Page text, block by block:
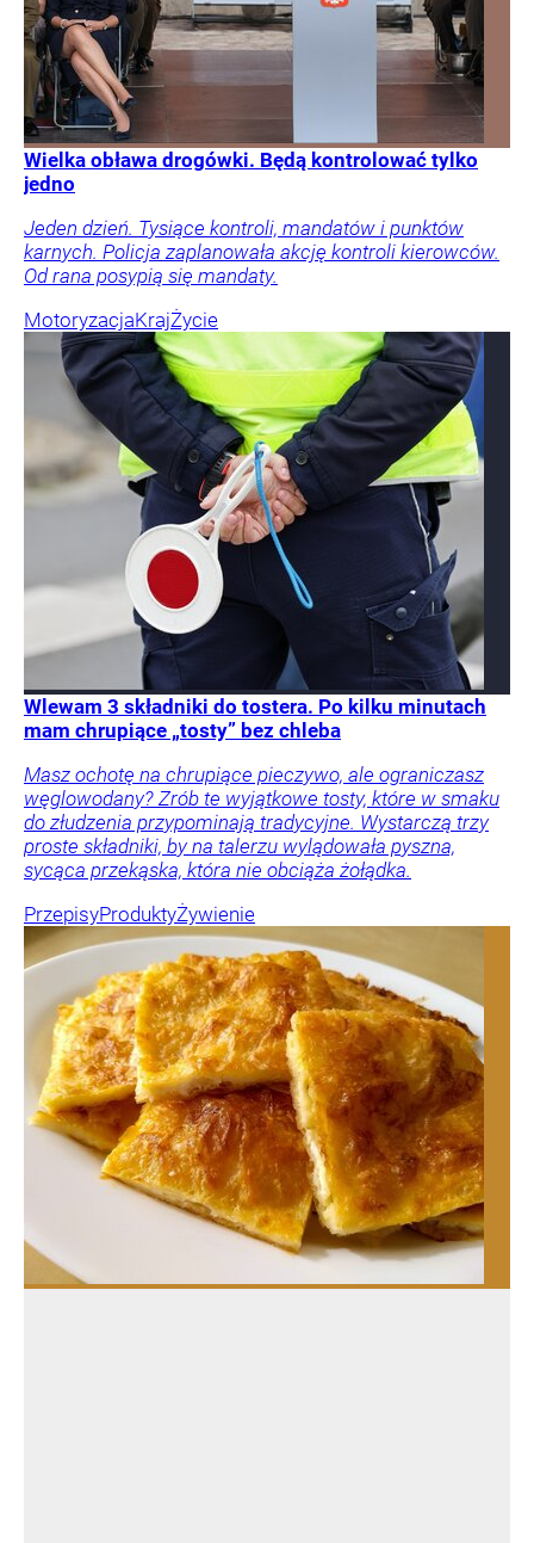
Wielka obława drogówki. Będą kontrolować tylko
jedno
Jeden dzień. Tysiące kontroli, mandatów i punktów
karnych. Policja zaplanowała akcję kontroli kierowców.
Od rana posypią się mandaty.
MotoryzacjaKrajŻycie
Wlewam 3 składniki do tostera. Po kilku minutach
mam chrupiące „tosty” bez chleba
Masz ochotę na chrupiące pieczywo, ale ograniczasz
węglowodany? Zrób te wyjątkowe tosty, które w smaku
do złudzenia przypominają tradycyjne. Wystarczą trzy
proste składniki, by na talerzu wylądowała pyszna,
sycąca przekąska, która nie obciąża żołądka.
PrzepisyProduktyŻywienie